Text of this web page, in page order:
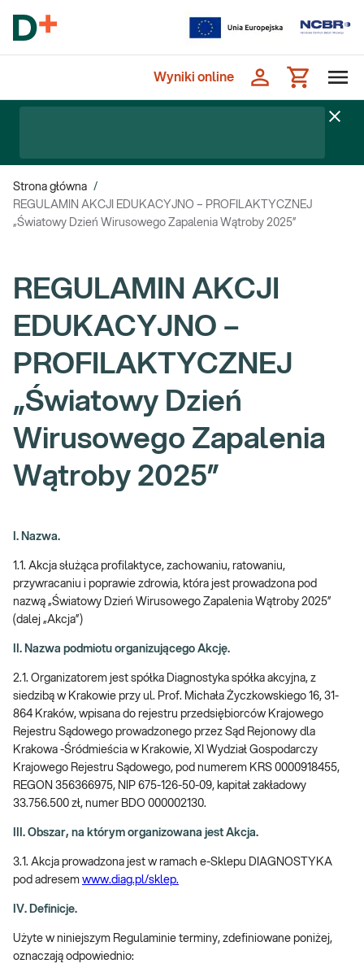
Wyniki online
Strona główna /
REGULAMIN AKCJI EDUKACYJNO – PROFILAKTYCZNEJ
„Światowy Dzień Wirusowego Zapalenia Wątroby 2025”
REGULAMIN AKCJI
EDUKACYJNO –
PROFILAKTYCZNEJ
„Światowy Dzień
Wirusowego Zapalenia
Wątroby 2025”
I. Nazwa.
1.1. Akcja służąca profilaktyce, zachowaniu, ratowaniu,
przywracaniu i poprawie zdrowia, która jest prowadzona pod
nazwą „Światowy Dzień Wirusowego Zapalenia Wątroby 2025”
(dalej „Akcja”)
II. Nazwa podmiotu organizującego Akcję.
2.1. Organizatorem jest spółka Diagnostyka spółka akcyjna, z
siedzibą w Krakowie przy ul. Prof. Michała Życzkowskiego 16, 31-
864 Kraków, wpisana do rejestru przedsiębiorców Krajowego
Rejestru Sądowego prowadzonego przez Sąd Rejonowy dla
Krakowa -Śródmieścia w Krakowie, XI Wydział Gospodarczy
Krajowego Rejestru Sądowego, pod numerem KRS 0000918455,
REGON 356366975, NIP 675-126-50-09, kapitał zakładowy
33.756.500 zł, numer BDO 000002130.
III. Obszar, na którym organizowana jest Akcja.
3.1. Akcja prowadzona jest w ramach e-Sklepu DIAGNOSTYKA
pod adresem www.diag.pl/sklep.
IV. Definicje.
Użyte w niniejszym Regulaminie terminy, zdefiniowane poniżej,
oznaczają odpowiednio: